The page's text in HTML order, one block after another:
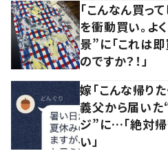
「こんなん買っ
を衝動買い。よ
景”に「これは
のですか？！」
嫁「こんな帰り
義父から届いた
ジ”に…「絶対帰
い」